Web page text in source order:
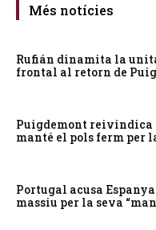
Més notícies
Rufián dinamita la
frontal al retorn de
Puigdemont reivindica
manté el pols ferm per
Portugal acusa
massiu per la seva